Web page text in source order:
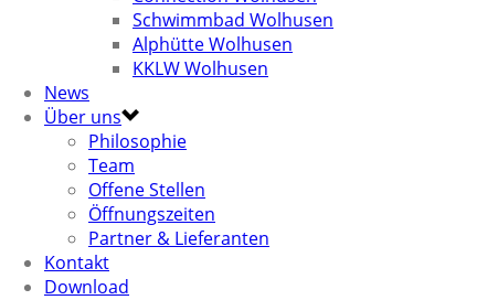
Schwimmbad Wolhusen
Alphütte Wolhusen
KKLW Wolhusen
News
Über uns
Philosophie
Team
Offene Stellen
Öffnungszeiten
Partner & Lieferanten
Kontakt
Download